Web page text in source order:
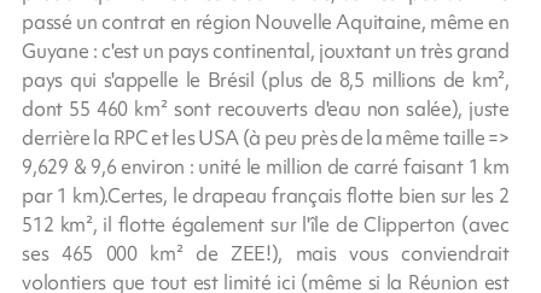
passé un contrat en région Nouvelle Aquitaine, même en
Guyane : c'est un pays continental, jouxtant un très grand
pays qui s'appelle le Brésil (plus de 8,5 millions de km²,
dont 55 460 km² sont recouverts d'eau non salée), juste
derrière la RPC et les USA (à peu près de la même taille =>
9,629 & 9,6 environ : unité le million de carré faisant 1 km
par 1 km).Certes, le drapeau français flotte bien sur les 2
512 km², il flotte également sur l'île de Clipperton (avec
ses 465 000 km² de ZEE!), mais vous conviendrait
volontiers que tout est limité ici (même si la Réunion est